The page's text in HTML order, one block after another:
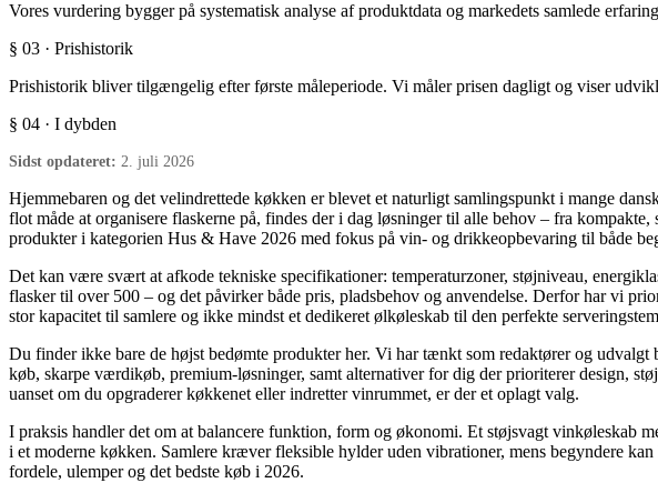
Vores vurdering bygger på systematisk analyse af produktdata og markedets samlede
§ 03 · Prishistorik
Prishistorik bliver tilgængelig efter første måleperiode. Vi måler prisen dagligt og viser
§ 04 · I dybden
Sidst opdateret: 2. juli 2026
Hjemmebaren og det velindrettede køkken er blevet et naturligt samlingspunkt i mange
flot måde at organisere flaskerne på, findes der i dag løsninger til alle behov – fra
produkter i kategorien Hus & Have 2026 med fokus på vin- og drikkeopbevaring til både
Det kan være svært at afkode tekniske specifikationer: temperaturzoner, støjniveau,
flasker til over 500 – og det påvirker både pris, pladsbehov og anvendelse. Derfor har vi
stor kapacitet til samlere og ikke mindst et dedikeret ølkøleskab til den perfekte
Du finder ikke bare de højst bedømte produkter her. Vi har tænkt som redaktører og
køb, skarpe værdikøb, premium-løsninger, samt alternativer for dig der prioriterer design,
uanset om du opgraderer køkkenet eller indretter vinrummet, er der et oplagt valg.
I praksis handler det om at balancere funktion, form og økonomi. Et støjsvagt vinkøleskab
i et moderne køkken. Samlere kræver fleksible hylder uden vibrationer, mens begyndere
fordele, ulemper og det bedste køb i 2026.